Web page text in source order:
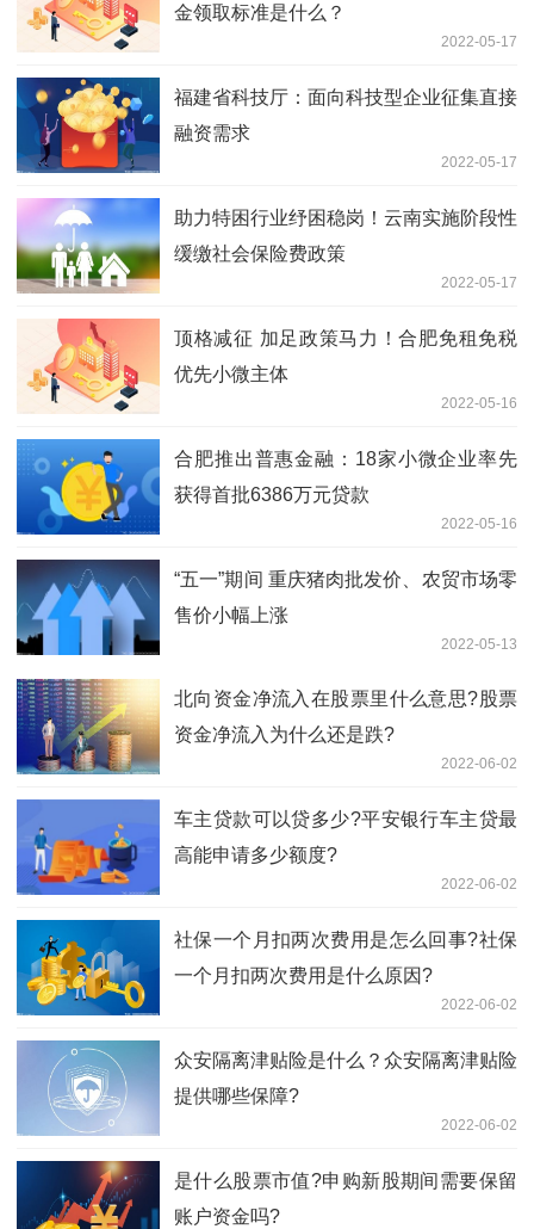
金领取标准是什么？
2022-05-17
福建省科技厅：面向科技型企业征集直接
融资需求
2022-05-17
助力特困行业纾困稳岗！云南实施阶段性
缓缴社会保险费政策
2022-05-17
顶格减征 加足政策马力！合肥免租免税
优先小微主体
2022-05-16
合肥推出普惠金融：18家小微企业率先
获得首批6386万元贷款
2022-05-16
“五一”期间 重庆猪肉批发价、农贸市场零
售价小幅上涨
2022-05-13
北向资金净流入在股票里什么意思?股票
资金净流入为什么还是跌?
2022-06-02
车主贷款可以贷多少?平安银行车主贷最
高能申请多少额度?
2022-06-02
社保一个月扣两次费用是怎么回事?社保
一个月扣两次费用是什么原因?
2022-06-02
​众安隔离津贴险是什么？众安隔离津贴险
提供哪些保障?
2022-06-02
是什么股票市值?申购新股期间需要保留
账户资金吗?